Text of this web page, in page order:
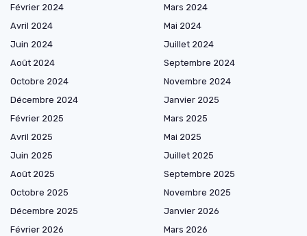
Février 2024
Mars 2024
Avril 2024
Mai 2024
Juin 2024
Juillet 2024
Août 2024
Septembre 2024
Octobre 2024
Novembre 2024
Décembre 2024
Janvier 2025
Février 2025
Mars 2025
Avril 2025
Mai 2025
Juin 2025
Juillet 2025
Août 2025
Septembre 2025
Octobre 2025
Novembre 2025
Décembre 2025
Janvier 2026
Février 2026
Mars 2026